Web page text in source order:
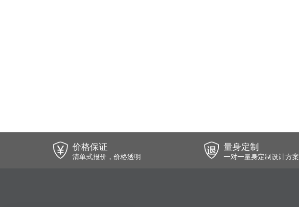
价格保证
清单式报价，价格透明
量身定制
一对一量身定制设计方案